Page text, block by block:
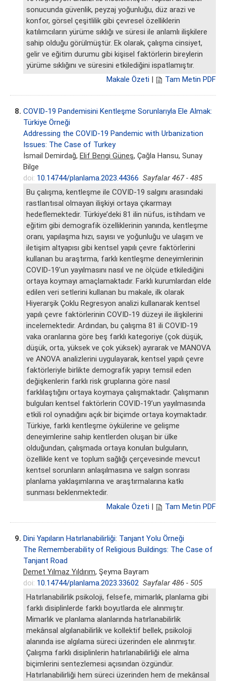
sonucunda güvenlik, peyzaj yoğunluğu, düz arazi ve
konfor, görsel çeşitlilik gibi çevresel özelliklerin
katılımcıların yürüme sıklığı ve süresi ile anlamlı ilişkilere
sahip olduğu görülmüştür. Ek olarak, çalışma cinsiyet,
gelir ve eğitim durumu gibi kişisel faktörlerin bireylerin
yürüme sıklığını ve süresini etkilediğini ispatlamıştır.
Makale Özeti
Tam Metin PDF
8. COVID-19 Pandemisini Kentleşme Sorunlarıyla Ele Almak:
Türkiye Örneği
Addressing the COVID-19 Pandemic with Urbanization
Issues: The Case of Turkey
İsmail Demirdağ, Elif Bengi Güneş, Çağla Hansu, Sunay
Bilge
doi: 10.14744/planlama.2023.44366 Sayfalar 467 - 485
Bu çalışma, kentleşme ile COVID-19 salgını arasındaki
rastlantısal olmayan ilişkiyi ortaya çıkarmayı
hedeflemektedir. Türkiye’deki 81 ilin nüfus, istihdam ve
eğitim gibi demografik özelliklerinin yanında, kentleşme
oranı, yapılaşma hızı, sayısı ve yoğunluğu ve ulaşım ve
iletişim altyapısı gibi kentsel yapılı çevre faktörlerini
kullanan bu araştırma, farklı kentleşme deneyimlerinin
COVID-19'un yayılmasını nasıl ve ne ölçüde etkilediğini
ortaya koymayı amaçlamaktadır. Farklı kurumlardan elde
edilen veri setlerini kullanan bu makale, ilk olarak
Hiyerarşik Çoklu Regresyon analizi kullanarak kentsel
yapılı çevre faktörlerinin COVID-19 düzeyi ile ilişkilerini
incelemektedir. Ardından, bu çalışma 81 ili COVID-19
vaka oranlarına göre beş farklı kategoriye (çok düşük,
düşük, orta, yüksek ve çok yüksek) ayırarak ve MANOVA
ve ANOVA analizlerini uygulayarak, kentsel yapılı çevre
faktörleriyle birlikte demografik yapıyı temsil eden
değişkenlerin farklı risk gruplarına göre nasıl
farklılaştığını ortaya koymaya çalışmaktadır. Çalışmanın
bulguları kentsel faktörlerin COVID-19’un yayılmasında
etkili rol oynadığını açık bir biçimde ortaya koymaktadır.
Türkiye, farklı kentleşme öykülerine ve gelişme
deneyimlerine sahip kentlerden oluşan bir ülke
olduğundan, çalışmada ortaya konulan bulguların,
özellikle kent ve toplum sağlığı çerçevesinde mevcut
kentsel sorunların anlaşılmasına ve salgın sonrası
planlama yaklaşımlarına ve araştırmalarına katkı
sunması beklenmektedir.
Makale Özeti
Tam Metin PDF
9. Dini Yapıların Hatırlanabilirliği: Tanjant Yolu Örneği
The Rememberability of Religious Buildings: The Case of
Tanjant Road
Demet Yılmaz Yıldırım, Şeyma Bayram
doi: 10.14744/planlama.2023.33602 Sayfalar 486 - 505
Hatırlanabilirlik psikoloji, felsefe, mimarlık, planlama gibi
farklı disiplinlerde farklı boyutlarda ele alınmıştır.
Mimarlık ve planlama alanlarında hatırlanabilirlik
mekânsal algılanabilirlik ve kollektif bellek, psikoloji
alanında ise algılama süreci üzerinden ele alınmıştır.
Çalışma farklı disiplinlerin hatırlanabilirliği ele alma
biçimlerini sentezlemesi açısından özgündür.
Hatırlanabilirliği hem süreci üzerinden hem de mekânsal